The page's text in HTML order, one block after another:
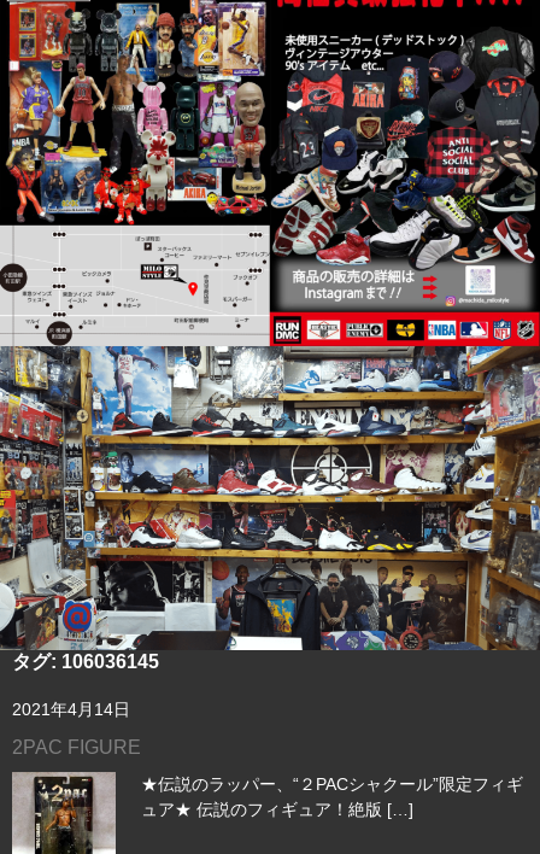
タグ: 106036145
2021年4月14日
2PAC FIGURE
★伝説のラッパー、“２PACシャクール”限定フィギ
ュア★ 伝説のフィギュア！絶版 […]